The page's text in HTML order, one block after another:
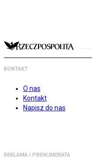
KONTAKT
O nas
Kontakt
Napisz do nas
REKLAMA I PRENUMERATA